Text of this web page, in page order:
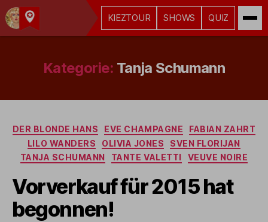
Kult-
Hamburg
KIEZTOUR SHOWS QUIZ
Kategorie: Tanja Schumann
Kategorien
DER BLONDE HANS EVE CHAMPAGNE
FABIAN ZAHRT
LILO WANDERS
OLIVIA JONES
SVEN FLORIJAN
TANJA SCHUMANN
TANTE VALETTI VEUVE NOIRE
Vorverkauf für 2015 hat
begonnen!